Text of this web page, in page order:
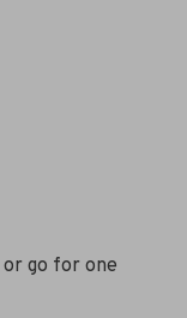
go for one